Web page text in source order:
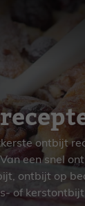
ontbijt
een snel
ontbijt op
of